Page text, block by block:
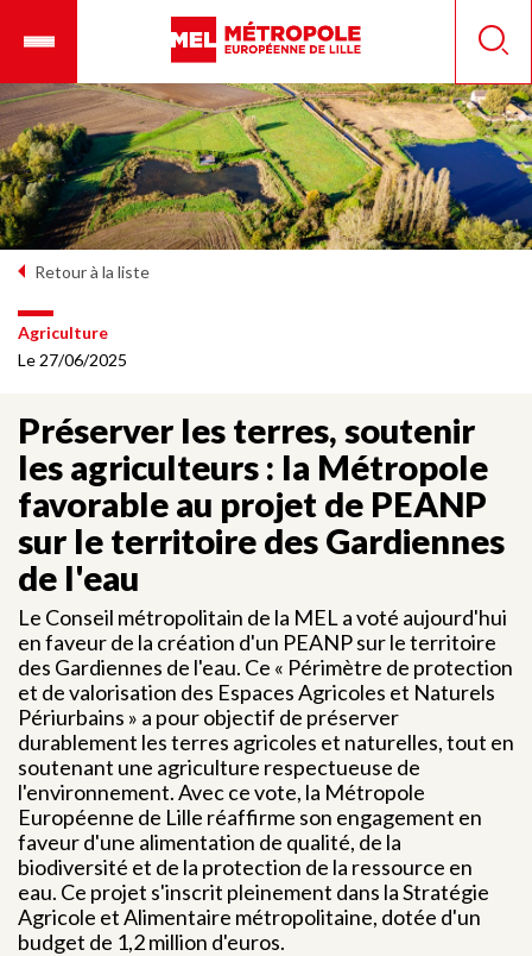
principal
mobile
Retour à la liste
Agriculture
Le 27/06/2025
Préserver les terres, soutenir
les agriculteurs : la Métropole
favorable au projet de PEANP
sur le territoire des Gardiennes
de l'eau
Le Conseil métropolitain de la MEL a voté aujourd'hui
en faveur de la création d'un PEANP sur le territoire
des Gardiennes de l'eau. Ce « Périmètre de protection
et de valorisation des Espaces Agricoles et Naturels
Périurbains » a pour objectif de préserver
durablement les terres agricoles et naturelles, tout en
soutenant une agriculture respectueuse de
l'environnement. Avec ce vote, la Métropole
Européenne de Lille réaffirme son engagement en
faveur d'une alimentation de qualité, de la
biodiversité et de la protection de la ressource en
eau. Ce projet s'inscrit pleinement dans la Stratégie
Agricole et Alimentaire métropolitaine, dotée d'un
budget de 1,2 million d'euros.
Panneau de gestion des cookies